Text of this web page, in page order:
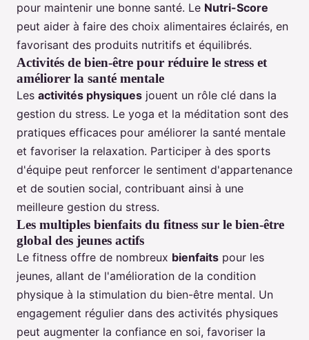
pour maintenir une bonne santé. Le Nutri-Score
peut aider à faire des choix alimentaires éclairés, en
favorisant des produits nutritifs et équilibrés.
Activités de bien-être pour réduire le stress et
améliorer la santé mentale
Les activités physiques jouent un rôle clé dans la
gestion du stress. Le yoga et la méditation sont des
pratiques efficaces pour améliorer la santé mentale
et favoriser la relaxation. Participer à des sports
d'équipe peut renforcer le sentiment d'appartenance
et de soutien social, contribuant ainsi à une
meilleure gestion du stress.
Les multiples bienfaits du fitness sur le bien-être
global des jeunes actifs
Le fitness offre de nombreux bienfaits pour les
jeunes, allant de l'amélioration de la condition
physique à la stimulation du bien-être mental. Un
engagement régulier dans des activités physiques
peut augmenter la confiance en soi, favoriser la